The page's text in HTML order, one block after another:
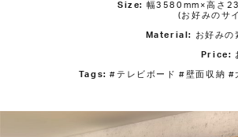
Size: 幅3580mm×高さ
(お好みのサ
Material: お好みの
Price:
Tags:#テレビボード #壁面収納 #